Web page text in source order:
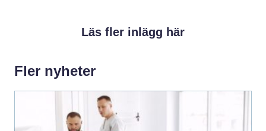
Läs fler inlägg här
Fler nyheter